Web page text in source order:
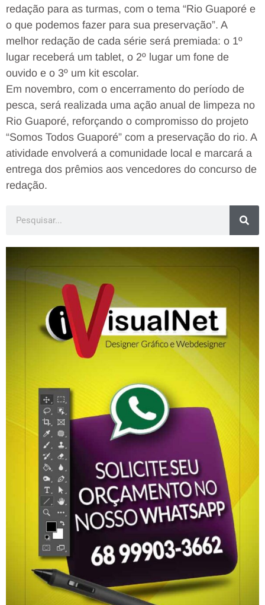
redação para as turmas, com o tema “Rio Guaporé e
o que podemos fazer para sua preservação”. A
melhor redação de cada série será premiada: o 1º
lugar receberá um tablet, o 2º lugar um fone de
ouvido e o 3º um kit escolar.
Em novembro, com o encerramento do período de
pesca, será realizada uma ação anual de limpeza no
Rio Guaporé, reforçando o compromisso do projeto
“Somos Todos Guaporé” com a preservação do rio. A
atividade envolverá a comunidade local e marcará a
entrega dos prêmios aos vencedores do concurso de
redação.